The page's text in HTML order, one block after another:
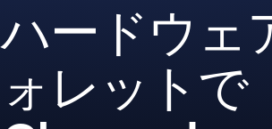
ハードウェ
ォレットで